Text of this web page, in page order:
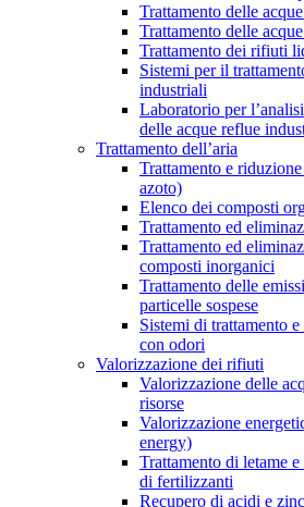
Trattamento delle
Trattamento delle
Trattamento dei rifiuti
Sistemi per il
industriali
Laboratorio per
delle acque reflue
Trattamento dell’aria
Trattamento e
azoto)
Elenco dei composti
Trattamento ed
Trattamento ed
composti inorganici
Trattamento delle
particelle sospese
Sistemi di trattamento
con odori
Valorizzazione dei rifiuti
Valorizzazione delle
risorse
Valorizzazione
energy)
Trattamento di letame
di fertilizzanti
Recupero di acidi e